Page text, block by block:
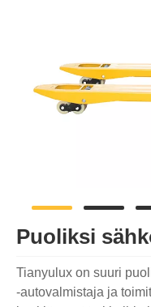
Puoliksi
Tianyulux on suuri
-autovalmistaja ja